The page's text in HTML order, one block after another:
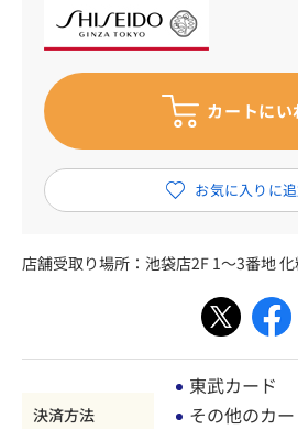
店舗受取り場所： 池袋店2F 1～3番地
決済方法
東武カード
その他のカー